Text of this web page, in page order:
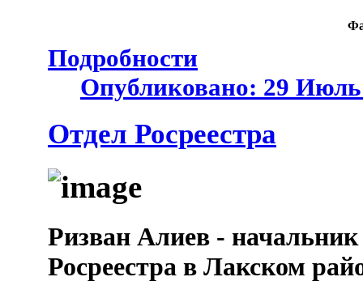
Подробности
Опубликовано: 29 Июль
Отдел Росреестра
Ризван Алиев - начальник
Росреестра в Лакском